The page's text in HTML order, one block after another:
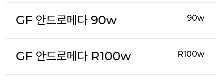
GF 안드로메다 90w 90w
GF 안드로메다 R100w R100w